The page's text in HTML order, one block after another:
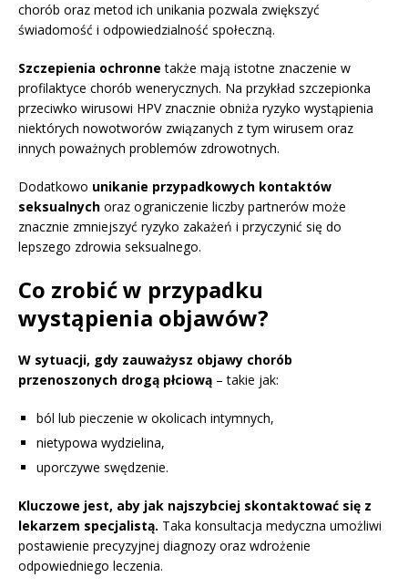
chorób oraz metod ich unikania pozwala zwiększyć
świadomość i odpowiedzialność społeczną.
Szczepienia ochronne także mają istotne znaczenie w
profilaktyce chorób wenerycznych. Na przykład szczepionka
przeciwko wirusowi HPV znacznie obniża ryzyko wystąpienia
niektórych nowotworów związanych z tym wirusem oraz
innych poważnych problemów zdrowotnych.
Dodatkowo unikanie przypadkowych kontaktów
seksualnych oraz ograniczenie liczby partnerów może
znacznie zmniejszyć ryzyko zakażeń i przyczynić się do
lepszego zdrowia seksualnego.
Co zrobić w przypadku
wystąpienia objawów?
W sytuacji, gdy zauważysz objawy chorób
przenoszonych drogą płciową – takie jak:
ból lub pieczenie w okolicach intymnych,
nietypowa wydzielina,
uporczywe swędzenie.
Kluczowe jest, aby jak najszybciej skontaktować się z
lekarzem specjalistą. Taka konsultacja medyczna umożliwi
postawienie precyzyjnej diagnozy oraz wdrożenie
odpowiedniego leczenia.